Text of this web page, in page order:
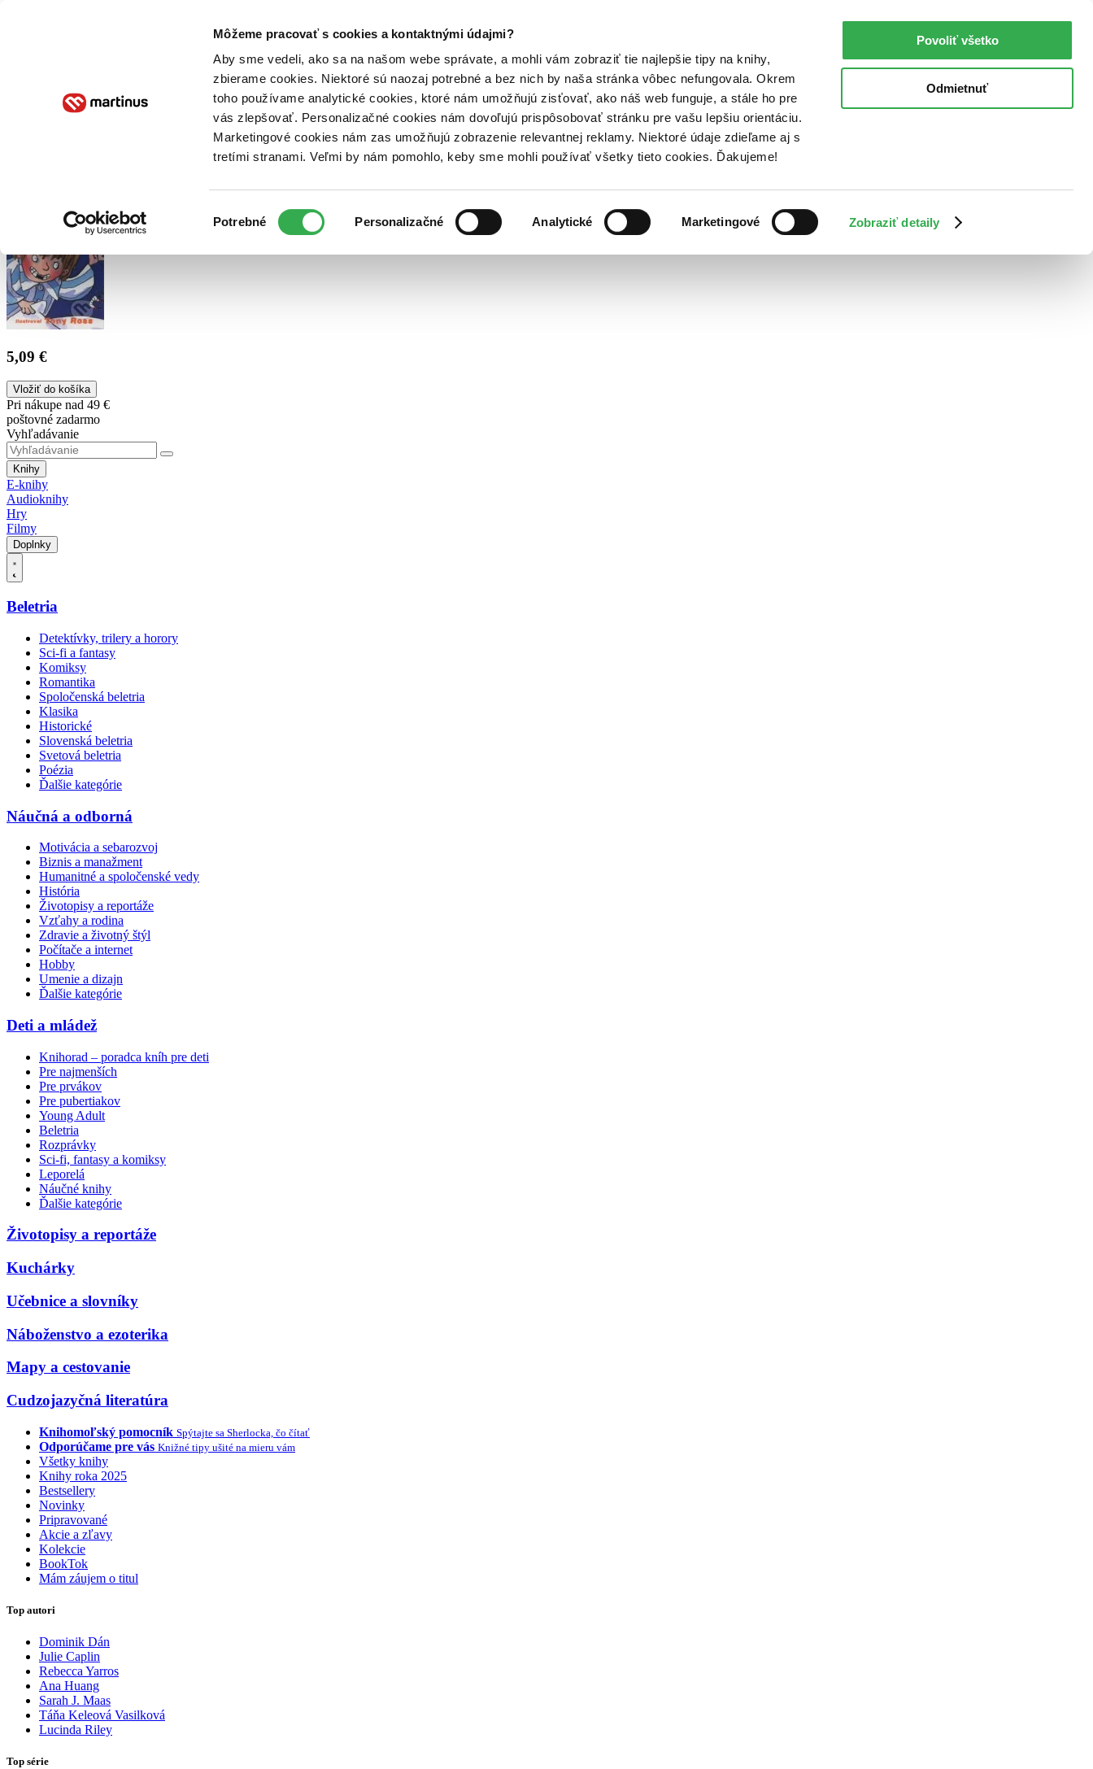
Môžeme pracovať s cookies a kontaktnými údajmi?
Aby sme vedeli, ako sa na našom webe správate, a mohli vám zobraziť tie najlepšie tipy na knihy,
zbierame cookies. Niektoré sú naozaj potrebné a bez nich by naša stránka vôbec nefungovala. Okrem
toho používame analytické cookies, ktoré nám umožňujú zisťovať, ako náš web funguje, a stále ho pre
vás zlepšovať. Personalizačné cookies nám dovoľujú prispôsobovať stránku pre vašu lepšiu orientáciu.
Marketingové cookies nám zas umožňujú zobrazenie relevantnej reklamy. Niektoré údaje zdieľame aj s
tretími stranami. Veľmi by nám pomohlo, keby sme mohli používať všetky tieto cookies. Ďakujeme!
súhlasu
Potrebné Personalizačné Analytické Marketingové Zobraziť detaily
Povoliť všetko
Odmietnuť
Poukážky Kontakt
5,09 €
Vložiť do košíka
Pri nákupe nad 49 €
poštovné zadarmo
Vyhľadávanie
Knihy
E-knihy
Audioknihy
Hry
Filmy
Doplnky
Beletria
Detektívky, trilery a horory
Sci-fi a fantasy
Komiksy
Romantika
Spoločenská beletria
Klasika
Historické
Slovenská beletria
Svetová beletria
Poézia
Ďalšie kategórie
Náučná a odborná
Motivácia a sebarozvoj
Biznis a manažment
Humanitné a spoločenské vedy
História
Životopisy a reportáže
Vzťahy a rodina
Zdravie a životný štýl
Počítače a internet
Hobby
Umenie a dizajn
Ďalšie kategórie
Deti a mládež
Knihorad – poradca kníh pre deti
Pre najmenších
Pre prvákov
Pre pubertiakov
Young Adult
Beletria
Rozprávky
Sci-fi, fantasy a komiksy
Leporelá
Náučné knihy
Ďalšie kategórie
Životopisy a reportáže
Kuchárky
Učebnice a slovníky
Náboženstvo a ezoterika
Mapy a cestovanie
Cudzojazyčná literatúra
Knihomoľský pomocník Spýtajte sa Sherlocka, čo čítať
Odporúčame pre vás Knižné tipy ušité na mieru vám
Všetky knihy
Knihy roka 2025
Bestsellery
Novinky
Pripravované
Akcie a zľavy
Kolekcie
BookTok
Mám záujem o titul
Top autori
Dominik Dán
Julie Caplin
Rebecca Yarros
Ana Huang
Sarah J. Maas
Táňa Keleová Vasilková
Lucinda Riley
Top série